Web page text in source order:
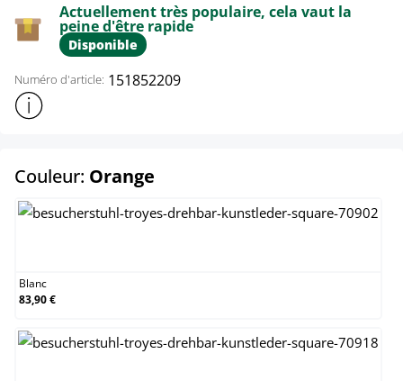
Actuellement très populaire, cela vaut la
peine d'être rapide
Disponible
Numéro d'article: 151852209
Afficher plus d'informations sur le produit
Couleur: Orange
Blanc
83,90 €